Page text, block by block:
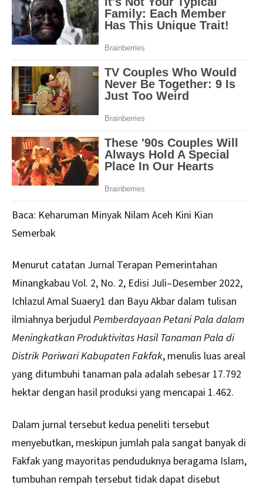
Baca: Keharuman Minyak Nilam Aceh Kini Kian
Semerbak
Menurut catatan Jurnal Terapan Pemerintahan
Minangkabau Vol. 2, No. 2, Edisi Juli–Desember 2022,
Ichlazul Amal Suaery1 dan Bayu Akbar dalam tulisan
ilmiahnya berjudulPemberdayaan Petani Pala dalam
Meningkatkan Produktivitas Hasil Tanaman Pala di
Distrik Pariwari Kabupaten Fakfak, menulis luas areal
yang ditumbuhi tanaman pala adalah sebesar 17.792
hektar dengan hasil produksi yang mencapai 1.462.
Dalam jurnal tersebut kedua peneliti tersebut
menyebutkan, meskipun jumlah pala sangat banyak di
Fakfak yang mayoritas penduduknya beragama Islam,
tumbuhan rempah tersebut tidak dapat disebut